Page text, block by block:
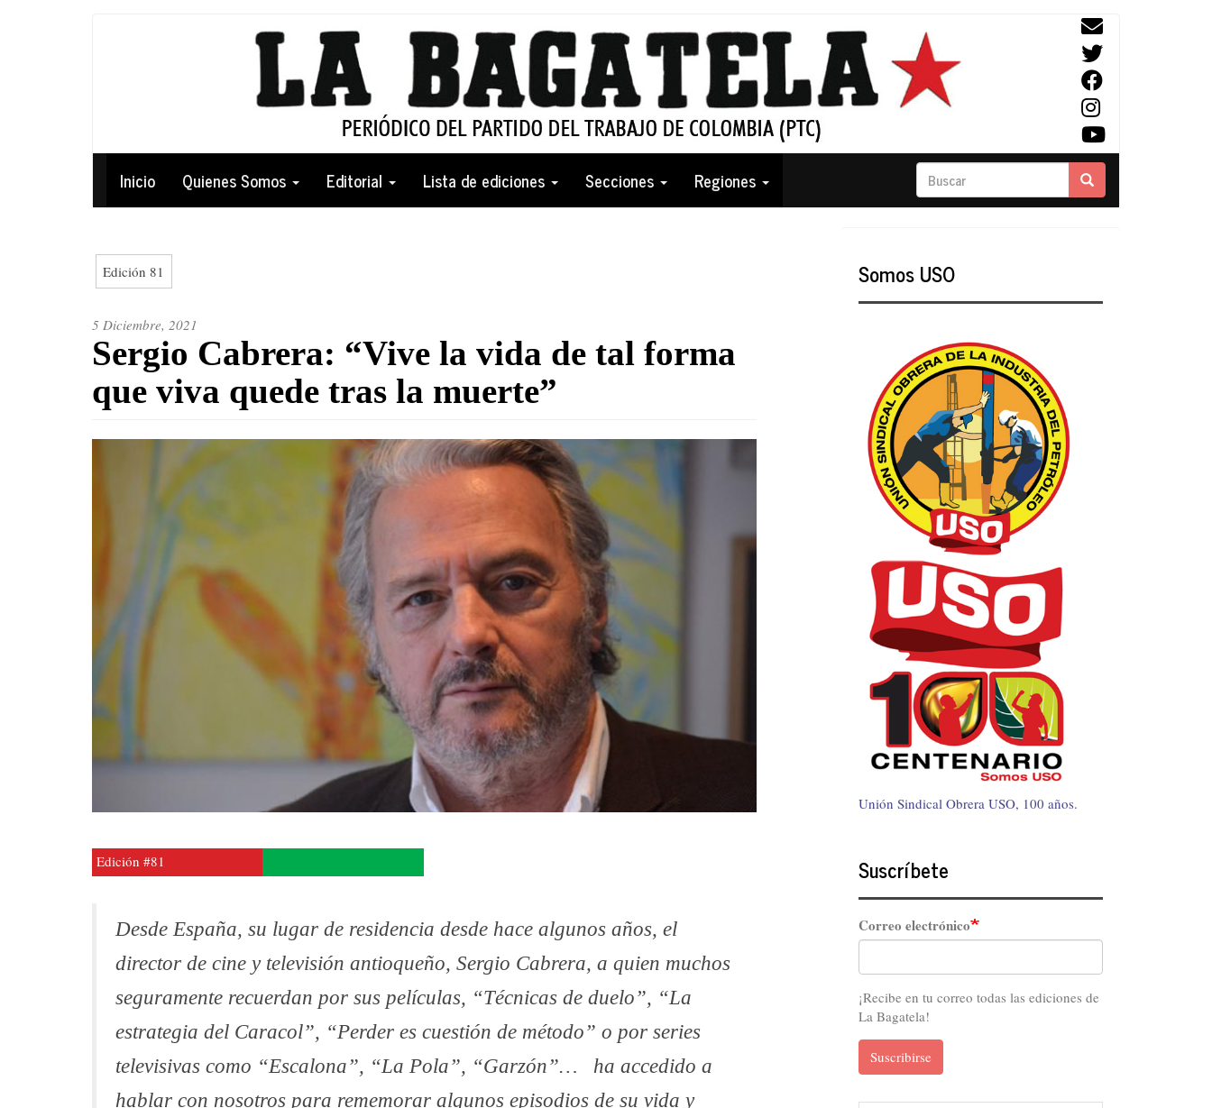
Navegación
principal
Inicio Quienes Somos Editorial Lista de ediciones Secciones Regiones Buscar Buscar
Edición 81
5 Diciembre, 2021
Sergio Cabrera: “Vive la vida de tal forma
que viva quede tras la muerte”
Edición #81
Desde España, su lugar de residencia desde hace algunos años, el
director de cine y televisión antioqueño, Sergio Cabrera, a quien muchos
seguramente recuerdan por sus películas, “Técnicas de duelo”, “La
estrategia del Caracol”, “Perder es cuestión de método” o por series
televisivas como “Escalona”, “La Pola”, “Garzón”… ha accedido a
hablar con nosotros para rememorar algunos episodios de su vida y
Somos USO
Unión Sindical Obrera USO, 100 años.
Suscríbete
Correo electrónico
¡Recibe en tu correo todas las ediciones de
La Bagatela!
Suscribirse